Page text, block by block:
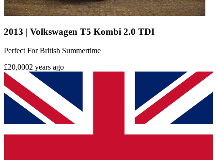
2013 | Volkswagen T5 Kombi 2.0 TDI
Perfect For British Summertime
£20,0002 years ago